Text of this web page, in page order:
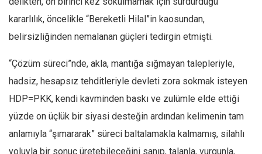
kararlılık, öncelikle “Bereketli Hilal”in kaosundan,
belirsizliğinden nemalanan güçleri tedirgin etmişti.
“Çözüm süreci”nde, akla, mantığa sığmayan talepleriyle,
hadsiz, hesapsız tehditleriyle devleti zora sokmak isteyen
HDP=PKK, kendi kavminden baskı ve zulümle elde ettiği
yüzde on üçlük bir siyasi desteğin ardından kelimenin tam
anlamıyla “şımararak” süreci baltalamakla kalmamış, silahlı
yoluyla bir sonuç üretebileceğini sanıp, talanla, vurgunla,